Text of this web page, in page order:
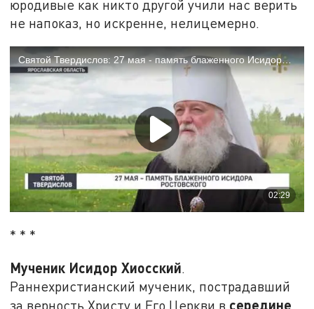
юродивые как никто другой учили нас верить
не напоказ, но искренне, нелицемерно.
* * *
Мученик Исидор Хиосский
Раннехристианский мученик, пострадавший
за верность Христу и Его Церкви в середине